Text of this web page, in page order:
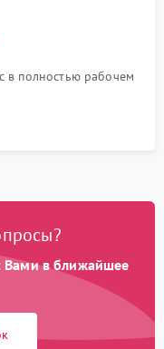
в полностью рабочем
Вами в ближайшее